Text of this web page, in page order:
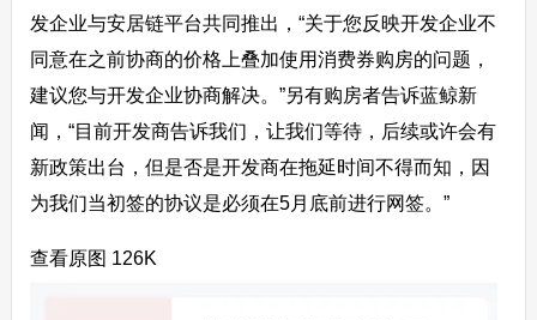
发企业与安居链平台共同推出，“关于您反映开发企业不
同意在之前协商的价格上叠加使用消费券购房的问题，
建议您与开发企业协商解决。”另有购房者告诉蓝鲸新
闻，“目前开发商告诉我们，让我们等待，后续或许会有
新政策出台，但是否是开发商在拖延时间不得而知，因
为我们当初签的协议是必须在5月底前进行网签。”
查看原图 126K